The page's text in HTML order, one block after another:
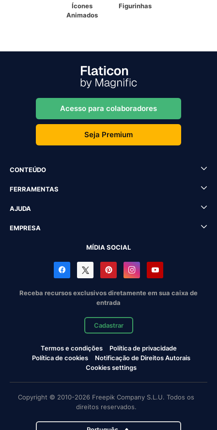
Ícones
Animados
Figurinhas
Acesso para colaboradores
Seja Premium
CONTEÚDO
FERRAMENTAS
AJUDA
EMPRESA
MÍDIA SOCIAL
Receba recursos exclusivos diretamente em sua caixa de
entrada
Cadastrar
Termos e condições
Política de privacidade
Política de cookies
Notificação de Direitos Autorais
Cookies settings
Copyright © 2010-2026 Freepik Company S.L.U. Todos os
direitos reservados.